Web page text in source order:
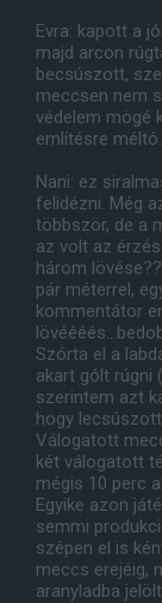
Evra: kapott a
majd arcon
becsúszott,
meccsen nem
védelem mögé
említésre
Nani: ez
felidézni. Még
többször, de a
az volt az
három
pár méterrel,
kommentátor
Szórta el a
akart gólt rúgni
szerintem azt
hogy
Válogatott
két válogatott
mégis 10 perc
Egyike azon
semmi
szépen el is
meccs erejéig,
aranyladba